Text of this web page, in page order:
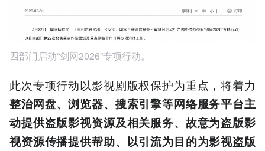
四部门启动“剑网2026”专项行动。
此次专项行动以影视剧版权保护为重点，将着力
整治网盘、浏览器、搜索引擎等网络服务平台主
动提供盗版影视资源及相关服务、故意为盗版影
视资源传播提供帮助、以引流为目的为影视盗版